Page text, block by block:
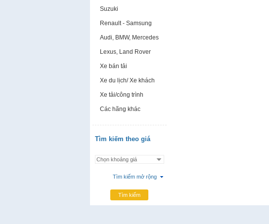
Suzuki
Renault - Samsung
Audi, BMW, Mercedes
Lexus, Land Rover
Xe bán tải
Xe du lịch/ Xe khách
Xe tải/công trình
Các hãng khác
Tìm kiếm theo giá
Tìm kiếm mở rộng
Tìm kiếm